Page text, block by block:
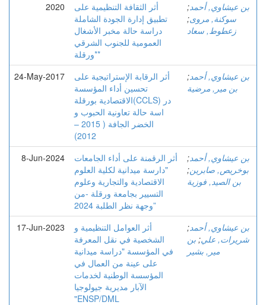
2020
أثر الثقافة التنظيمية على
تطبيق إدارة الجودة الشاملة
دراسة حالة مخبر الأشغال
العمومية للجنوب الشرقي
*ورقلة*
بن عيشاوي, أحمد;
سوكنة, مروى;
زعطوط, سعاد
24-May-2017
أثر الرقابة الإستراتیجیة على
تحسین أداء المؤسسة
الاقتصادیة بورقلة(CCLS) در
اسة حالة تعاونیة الحبوب و
الخضر الجافة ( 2015 –
2012)
بن عيشاوي, أحمد;
بن مير, مرضية
8-Jun-2024
أثر الرقمنة على أداء الجامعات
"دارسة ميدانية لكلية العلوم
الاقتصادية والتجارية وعلوم
التسيير بجامعة ورقلة -من
وجهة نظر الطلبة 2024”
بن عيشاوي, أحمد;
بوخريص, صابرين;
بن الصيد, فوزية
17-Jun-2023
أثر العوامل التنظيمية و
الشخصية في نقل المعرفة
في المؤسسة "دراسة ميدانية
على عينة من العمال في
المؤسسة الوطنية لخدمات
الآبار مديرية جيولوجيا
"ENSP/DML
بن عيشاوي, أحمد;
شريرات, علي; بن
مير, بشير